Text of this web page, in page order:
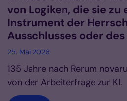
von Logiken, die sie zu
Instrument der
Ausschlusses oder
25. Mai 2026
135 Jahre nach Rerum
von der Arbeiterfrage zur KI.